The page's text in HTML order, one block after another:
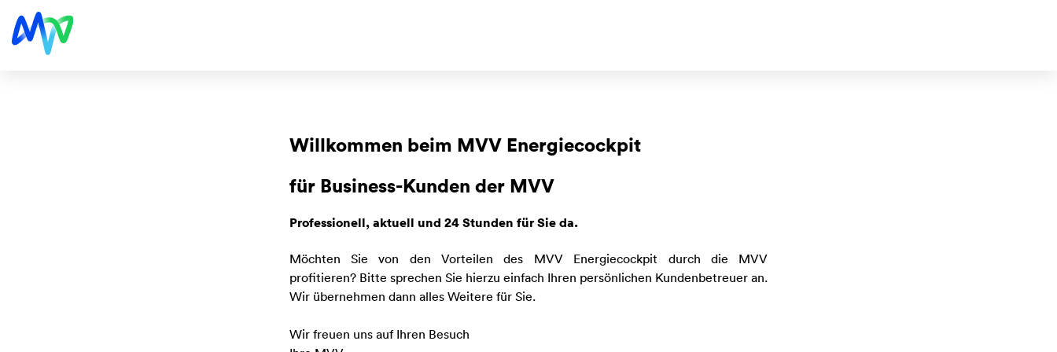
Willkommen beim MVV Energiecockpit
für Business-Kunden der MVV
Professionell, aktuell und 24 Stunden für Sie da.
Möchten Sie von den Vorteilen des MVV Energiecockpit
durch die MVV
profitieren? Bitte sprechen Sie hierzu einfach Ihren persönlichen Kundenbetreuer an.
Wir übernehmen dann alles Weitere für Sie.
Wir freuen uns auf Ihren Besuch